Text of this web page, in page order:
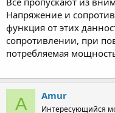
Напряжение и
функция от этих
сопротивлении, при
потребляемая
A Amur
Интересующийся